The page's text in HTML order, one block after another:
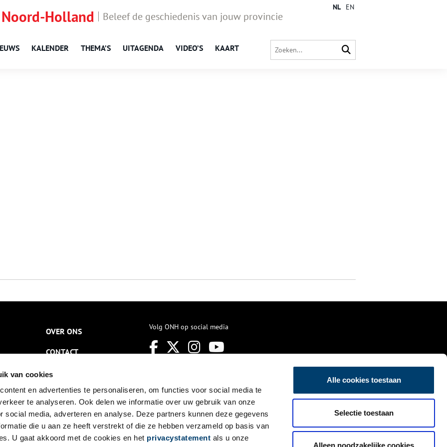
van cookies
en advertenties te personaliseren, om functies voor social media te
te analyseren. Ook delen we informatie over uw gebruik van onze
social media, adverteren en analyse. Deze partners kunnen deze gegevens
die u aan ze heeft verstrekt of die ze hebben verzameld op basis van
U gaat akkoord met de cookies en het privacystatement als u onze
Alle cookies toestaan
Selectie toestaan
Alleen noodzakelijke cookies
Holland Beleef de geschiedenis van jouw provincie
KALENDER THEMA’S UITAGENDA VIDEO’S KAART
NL EN
OVER ONS
CONTACT
NIEUWSBRIEF
DISCLAIMER
PRIVACY
TOEGANKELIJKHEID
Volg ONH op social media